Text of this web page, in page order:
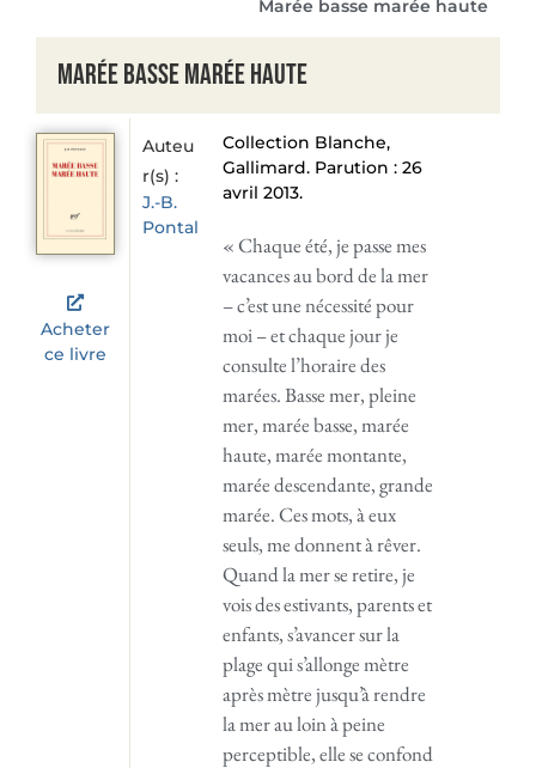
Marée basse marée haute
Marée basse marée haute
Acheter
ce livre
Auteu
r(s) :
J.-B.
Pontalis
Collection Blanche,
Gallimard. Parution : 26
avril 2013.
« Chaque été, je passe mes
vacances au bord de la mer
– c’est une nécessité pour
moi – et chaque jour je
consulte l’horaire des
marées. Basse mer, pleine
mer, marée basse, marée
haute, marée montante,
marée descendante, grande
marée. Ces mots, à eux
seuls, me donnent à rêver.
Quand la mer se retire, je
vois des estivants, parents et
enfants, s’avancer sur la
plage qui s’allonge mètre
après mètre jusqu’à rendre
la mer au loin à peine
perceptible, elle se confond